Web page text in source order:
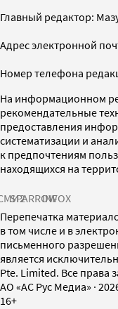
Главный редактор:
Адрес электронной
Номер телефона
На информационном
рекомендательные
предоставления
систематизации и
к предпочтениям
находящихся на
SPARROWINFOX
Перепечатка
в том числе и в
письменного
является
Pte. Limited. Все права
AO «АС Рус Медиа» ·
16+